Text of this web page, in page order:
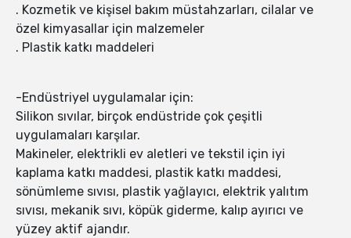
. Kozmetik ve kişisel bakım müstahzarları, cilalar ve
özel kimyasallar için malzemeler
. Plastik katkı maddeleri
-Endüstriyel uygulamalar için:
Silikon sıvılar, birçok endüstride çok çeşitli
uygulamaları karşılar.
Makineler, elektrikli ev aletleri ve tekstil için iyi
kaplama katkı maddesi, plastik katkı maddesi,
sönümleme sıvısı, plastik yağlayıcı, elektrik yalıtım
sıvısı, mekanik sıvı, köpük giderme, kalıp ayırıcı ve
yüzey aktif ajandır.